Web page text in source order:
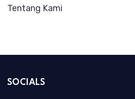
Tentang Kami
SOCIALS